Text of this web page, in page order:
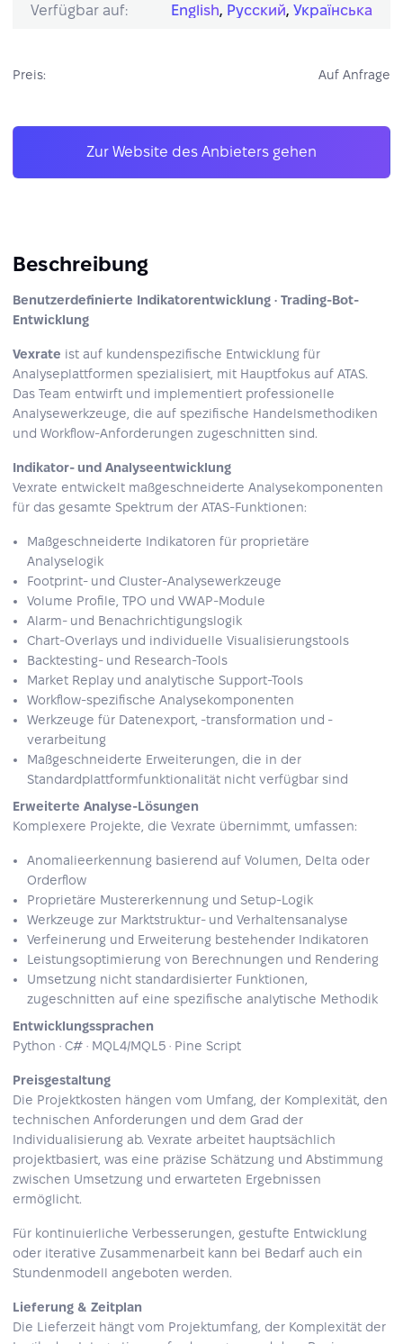
Verfügbar auf: English, Русский, Українська
Preis: Auf Anfrage
Zur Website des Anbieters gehen
Beschreibung
Benutzerdefinierte Indikatorentwicklung · Trading-Bot-
Entwicklung
Vexrate ist auf kundenspezifische Entwicklung für
Analyseplattformen spezialisiert, mit Hauptfokus auf ATAS.
Das Team entwirft und implementiert professionelle
Analysewerkzeuge, die auf spezifische Handelsmethodiken
und Workflow‑Anforderungen zugeschnitten sind.
Indikator- und Analyseentwicklung
Vexrate entwickelt maßgeschneiderte Analysekomponenten
für das gesamte Spektrum der ATAS-Funktionen:
Maßgeschneiderte Indikatoren für proprietäre
Analyselogik
Footprint- und Cluster-Analysewerkzeuge
Volume Profile, TPO und VWAP-Module
Alarm- und Benachrichtigungslogik
Chart-Overlays und individuelle Visualisierungstools
Backtesting- und Research-Tools
Market Replay und analytische Support-Tools
Workflow-spezifische Analysekomponenten
Werkzeuge für Datenexport, -transformation und -
verarbeitung
Maßgeschneiderte Erweiterungen, die in der
Standardplattformfunktionalität nicht verfügbar sind
Erweiterte Analyse-Lösungen
Komplexere Projekte, die Vexrate übernimmt, umfassen:
Anomalieerkennung basierend auf Volumen, Delta oder
Orderflow
Proprietäre Mustererkennung und Setup-Logik
Werkzeuge zur Marktstruktur- und Verhaltensanalyse
Verfeinerung und Erweiterung bestehender Indikatoren
Leistungsoptimierung von Berechnungen und Rendering
Umsetzung nicht standardisierter Funktionen,
zugeschnitten auf eine spezifische analytische Methodik
Entwicklungssprachen
Python · C# · MQL4/MQL5 · Pine Script
Preisgestaltung
Die Projektkosten hängen vom Umfang, der Komplexität, den
technischen Anforderungen und dem Grad der
Individualisierung ab. Vexrate arbeitet hauptsächlich
projektbasiert, was eine präzise Schätzung und Abstimmung
zwischen Umsetzung und erwarteten Ergebnissen
ermöglicht.
Für kontinuierliche Verbesserungen, gestufte Entwicklung
oder iterative Zusammenarbeit kann bei Bedarf auch ein
Stundenmodell angeboten werden.
Lieferung & Zeitplan
Die Lieferzeit hängt vom Projektumfang, der Komplexität der